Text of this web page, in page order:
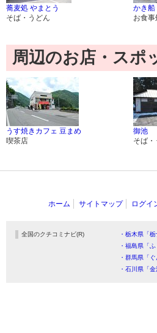
蕎麦処 やまとう
そば・うどん
かき船
お食事
周辺のお店・スポ
うす焼きカフェ 豆まめ
喫茶店
御池
そば・
ホーム サイトマップ ログイ
全国のクチコミナビ(R) ・栃木県「栃
・福島県「ふ
・群馬県「ぐ
・石川県「金